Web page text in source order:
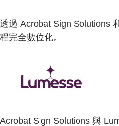
透過 Acrobat Sign Solutions
程完全數位化。
Acrobat Sign Solutions 與